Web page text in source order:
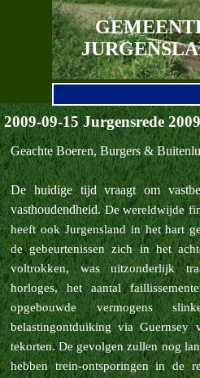
Ga naar de inhoud
2009-09-15 Jurgensrede 2009
Geachte Boeren, Burgers &
De huidige tijd vraagt om
vasthoudendheid.De wereldwijde
heeft ook Jurgensland in het hart
de gebeurtenissen zich in het
voltrokken, was uitzonderlijk
horloges, het aantal
opgebouwde vermogens
belastingontduiking via Guernsey
tekorten. De gevolgen zullen nog
hebben trein-ontsporingen in de